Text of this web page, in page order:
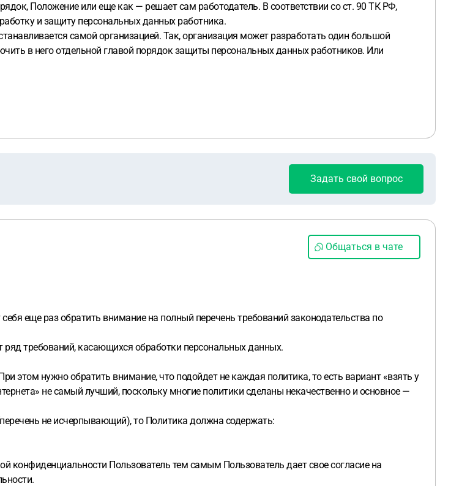
Положение или еще как — решает сам работодатель. В соответствии со ст. 90 ТК РФ,
и защиту персональных данных работника.
самой организацией. Так, организация может разработать один большой
в него отдельной главой порядок защиты персональных данных работников. Или
Задать свой вопрос
Общаться в чате
еще раз обратить внимание на полный перечень требований законодательства по
требований, касающихся обработки персональных данных.
этом нужно обратить внимание, что подойдет не каждая политика, то есть вариант «взять у
не самый лучший, поскольку многие политики сделаны некачественно и основное —
не исчерпывающий), то Политика должна содержать:
конфиденциальности Пользователь тем самым Пользователь дает свое согласие на